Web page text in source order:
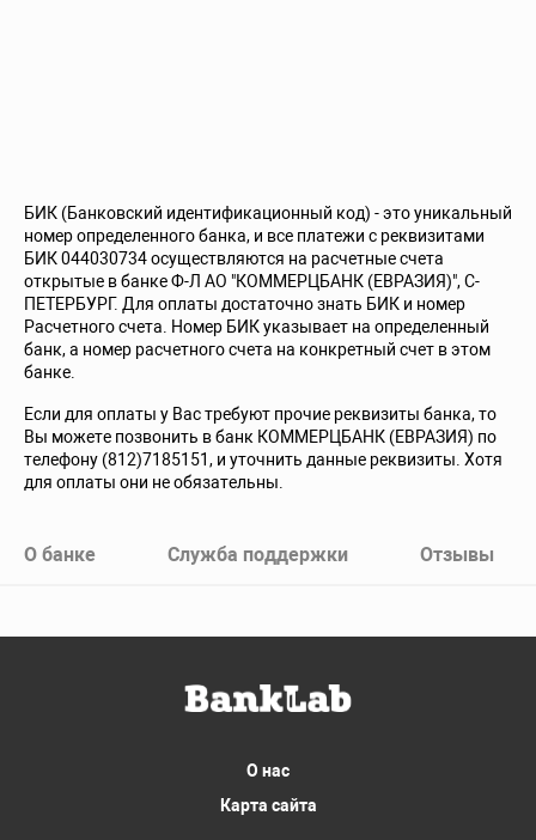
БИК (Банковский идентификационный код) - это уникальный
номер определенного банка, и все платежи с реквизитами
БИК 044030734 осуществляются на расчетные счета
открытые в банке Ф-Л АО "КОММЕРЦБАНК (ЕВРАЗИЯ)", С-
ПЕТЕРБУРГ. Для оплаты достаточно знать БИК и номер
Расчетного счета. Номер БИК указывает на определенный
банк, а номер расчетного счета на конкретный счет в этом
банке.
Если для оплаты у Вас требуют прочие реквизиты банка, то
Вы можете позвонить в банк КОММЕРЦБАНК (ЕВРАЗИЯ) по
телефону (812)7185151, и уточнить данные реквизиты. Хотя
для оплаты они не обязательны.
О банке Служба поддержки Отзывы
О нас
Карта сайта